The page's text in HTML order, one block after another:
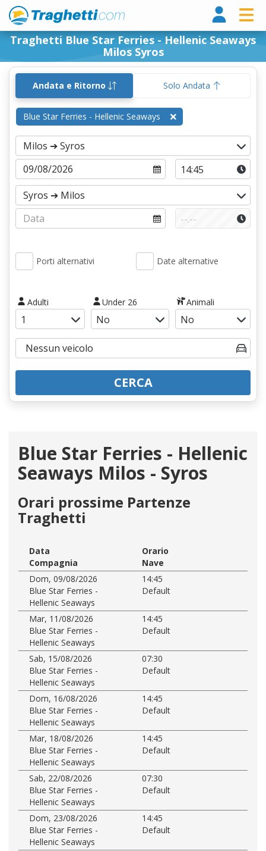
Traghetti Blue Star Ferries - Hellenic Seaways
Milos Syros
Andata e Ritorno Solo Andata
Blue Star Ferries - Hellenic Seaways
Porti alternativi Date alternative
Adulti Under 26 Animali
CERCA
Blue Star Ferries - Hellenic
Seaways Milos - Syros
Orari prossime Partenze
Traghetti
Data
Orario
Compagnia
Nave
Dom, 09/08/2026
14:45
Blue Star Ferries -
Hellenic Seaways
Default
Mar, 11/08/2026
14:45
Blue Star Ferries -
Hellenic Seaways
Default
Sab, 15/08/2026
07:30
Blue Star Ferries -
Hellenic Seaways
Default
Dom, 16/08/2026
14:45
Blue Star Ferries -
Hellenic Seaways
Default
Mar, 18/08/2026
14:45
Blue Star Ferries -
Hellenic Seaways
Default
Sab, 22/08/2026
07:30
Blue Star Ferries -
Hellenic Seaways
Default
Dom, 23/08/2026
14:45
Blue Star Ferries -
Hellenic Seaways
Default